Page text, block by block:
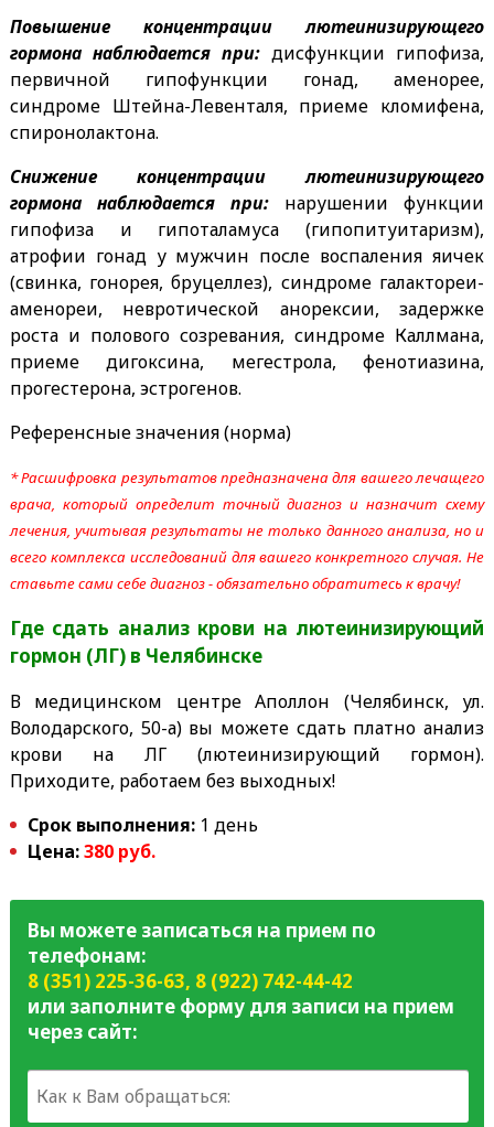
Повышение концентрации лютеинизирующего
гормона наблюдается при: дисфункции гипофиза,
первичной гипофункции гонад, аменорее,
синдроме Штейна-Левенталя, приеме кломифена,
спиронолактона.
Снижение концентрации лютеинизирующего
гормона наблюдается при:
нарушении функции
гипофиза и гипоталамуса (гипопитуитаризм),
атрофии гонад у мужчин после воспаления яичек
(свинка, гонорея, бруцеллез), синдроме галактореи-
аменореи, невротической анорексии, задержке
роста и полового созревания, синдроме Каллмана,
приеме дигоксина, мегестрола, фенотиазина,
прогестерона, эстрогенов.
Референсные значения (норма)
* Расшифровка результатов предназначена для вашего лечащего
врача, который определит точный диагноз и назначит схему
лечения, учитывая результаты не только данного анализа, но и
всего комплекса исследований для вашего конкретного случая. Не
ставьте сами себе диагноз - обязательно обратитесь к врачу!
Где сдать анализ крови на лютеинизирующий
гормон (ЛГ) в Челябинске
В медицинском центре Аполлон (Челябинск, ул.
Володарского, 50-а) вы можете сдать платно анализ
крови на ЛГ (лютеинизирующий гормон).
Приходите, работаем без выходных!
Срок выполнения:1 день
Цена:380 руб.
Вы можете записаться на прием по
телефонам:
8 (351) 225-36-63, 8 (922) 742-44-42
или заполните форму для записи на прием
через сайт: